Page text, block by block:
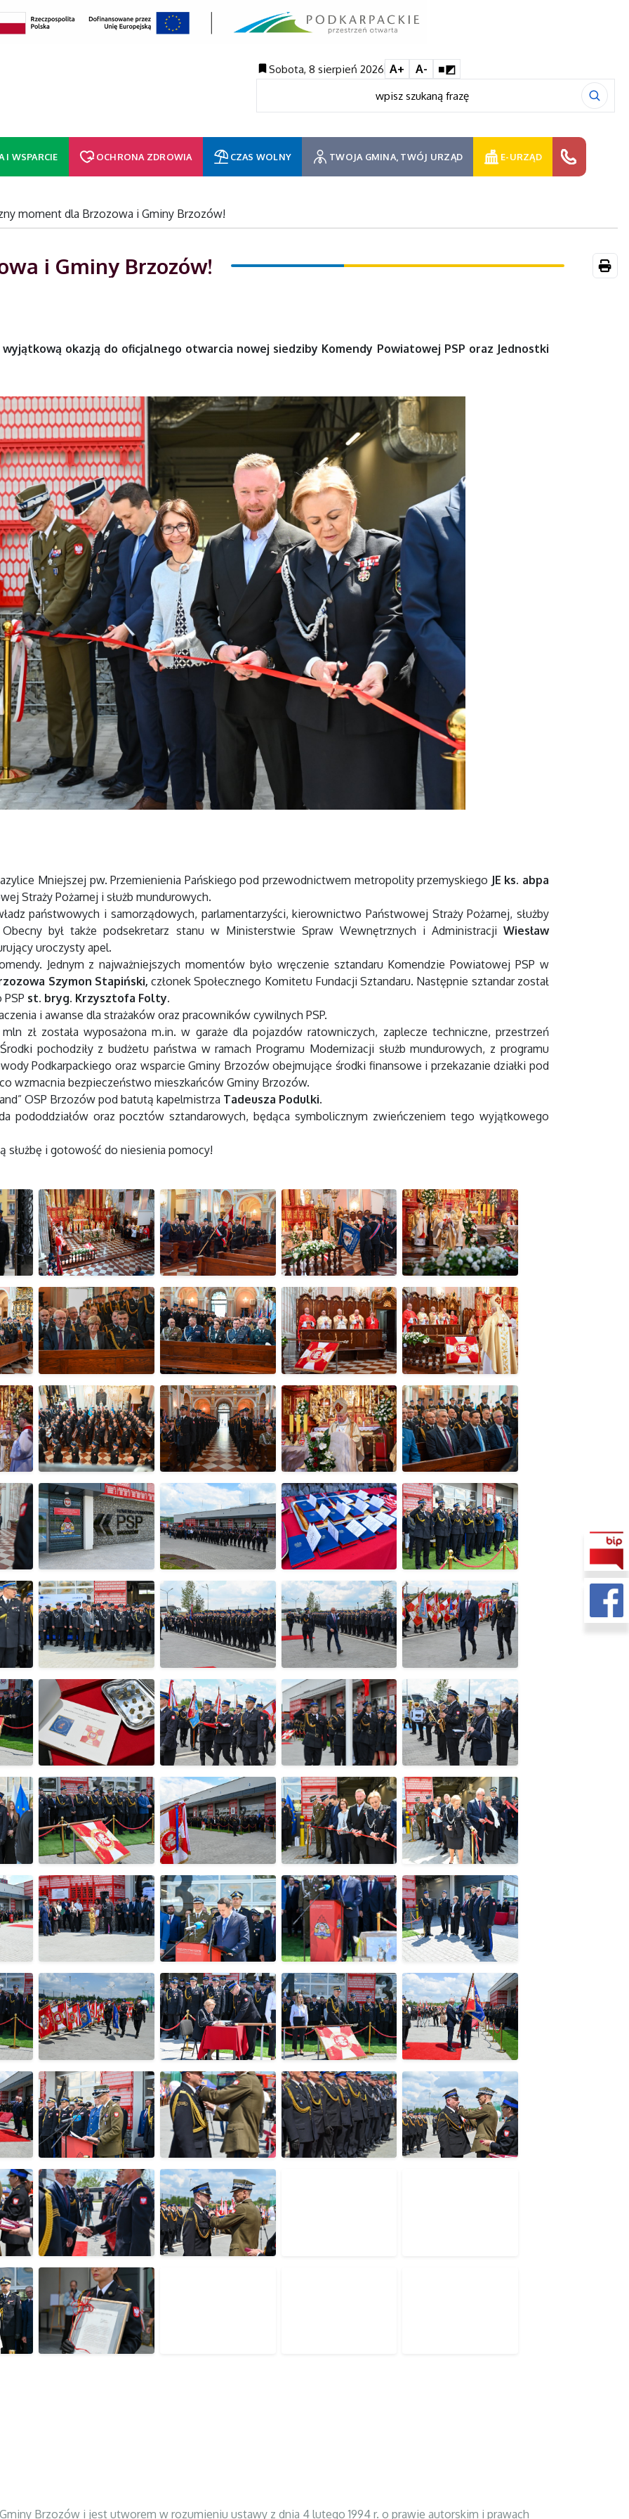
Sobota, 8 sierpień 2026 A+ A- ■◩
I WSPARCIE OCHRONA ZDROWIA CZAS WOLNY TWOJA GMINA, TWÓJ URZĄD E-URZĄD
moment dla Brzozowa i Gminy Brzozów!
i Gminy Brzozów!
okazją do oficjalnego otwarcia nowej siedziby Komendy Powiatowej PSP oraz Jednostki
Mniejszej pw. Przemienienia Pańskiego pod przewodnictwem metropolity przemyskiego JE ks. abpa
Straży Pożarnej i służb mundurowych.
państwowych i samorządowych, parlamentarzyści, kierownictwo Państwowej Straży Pożarnej, służby
był także podsekretarz stanu w Ministerstwie Spraw Wewnętrznych i Administracji Wiesław
uroczysty apel.
Jednym z najważniejszych momentów było wręczenie sztandaru Komendzie Powiatowej PSP w
Szymon Stapiński,członek Społecznego Komitetu Fundacji Sztandaru. Następnie sztandar został
st. bryg. Krzysztofa Folty.
i awanse dla strażaków oraz pracowników cywilnych PSP.
zł została wyposażona m.in. w garaże dla pojazdów ratowniczych, zaplecze techniczne, przestrzeń
pochodziły z budżetu państwa w ramach Programu Modernizacji służb mundurowych, z programu
Podkarpackiego oraz wsparcie Gminy Brzozów obejmujące środki finansowe i przekazanie działki pod
wzmacnia bezpieczeństwo mieszkańców Gminy Brzozów.
OSP Brzozów pod batutą kapelmistrza Tadeusza Podulki.
pododdziałów oraz pocztów sztandarowych, będąca symbolicznym zwieńczeniem tego wyjątkowego
służbę i gotowość do niesienia pomocy!
Brzozów i jest utworem w rozumieniu ustawy z dnia 4 lutego 1994 r. o prawie autorskim i prawach